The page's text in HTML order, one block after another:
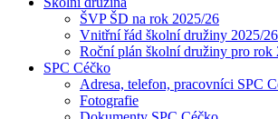
ŠVP ŠD na rok 2025/26
Vnitřní řád školní družiny 2025/26
Roční plán školní družiny pro rok
SPC Céčko
Adresa, telefon, pracovníci SPC
Fotografie